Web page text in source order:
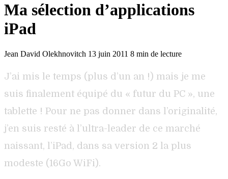
Ma sélection d’applications
iPad
Jean David Olekhnovitch 13 juin 2011 8 min de lecture
J’ai mis le temps (plus d’un an !) mais je me
suis finalement équipé du « futur du PC », une
tablette ! Pour ne pas donner dans l’originalité,
j’en suis resté à l’ultra-leader de ce marché
naissant, l’iPad, dans sa version 2 la plus
modeste (16Go WiFi).